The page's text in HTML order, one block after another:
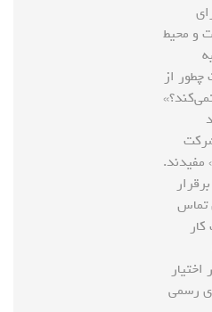
و محیط
از
مفیدند.
تماس
رسمی